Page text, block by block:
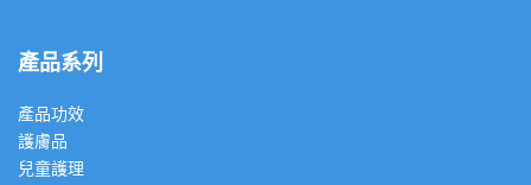
產品系列
產品功效
護膚品
兒童護理